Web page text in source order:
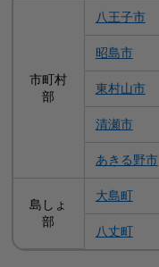
市町村
部
八王子市
昭島市
東村山市
清瀬市
あきる野市
島しょ
部
大島町
八丈町